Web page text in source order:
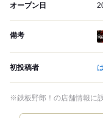
オープン日
備考
初投稿者
※鉄板野郎！の店舗情報に